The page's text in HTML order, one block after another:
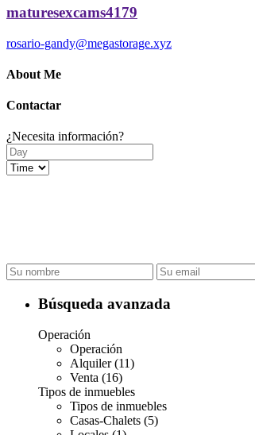
maturesexcams4179
rosario-gandy@megastorage.xyz
About Me
Contactar
¿Necesita información?
Búsqueda avanzada
Operación
Operación
Alquiler (11)
Venta (16)
Tipos de inmuebles
Tipos de inmuebles
Casas-Chalets (5)